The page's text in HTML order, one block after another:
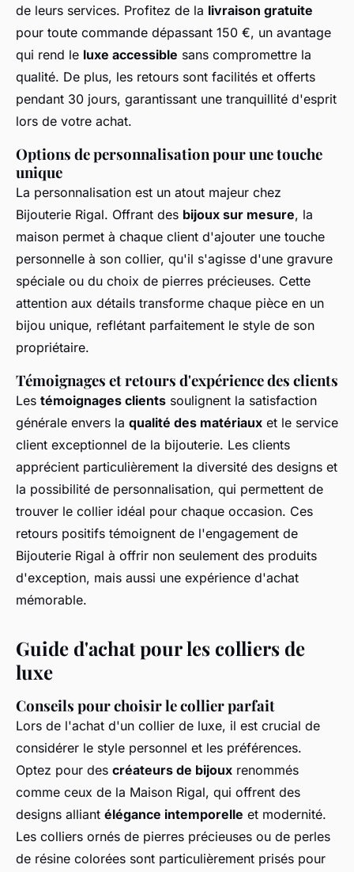
de leurs services. Profitez de la livraison gratuite
pour toute commande dépassant 150 €, un avantage
qui rend le luxe accessible sans compromettre la
qualité. De plus, les retours sont facilités et offerts
pendant 30 jours, garantissant une tranquillité d'esprit
lors de votre achat.
Options de personnalisation pour une touche
unique
La personnalisation est un atout majeur chez
Bijouterie Rigal. Offrant des bijoux sur mesure, la
maison permet à chaque client d'ajouter une touche
personnelle à son collier, qu'il s'agisse d'une gravure
spéciale ou du choix de pierres précieuses. Cette
attention aux détails transforme chaque pièce en un
bijou unique, reflétant parfaitement le style de son
propriétaire.
Témoignages et retours d'expérience des clients
Les témoignages clients soulignent la satisfaction
générale envers la qualité des matériaux et le service
client exceptionnel de la bijouterie. Les clients
apprécient particulièrement la diversité des designs et
la possibilité de personnalisation, qui permettent de
trouver le collier idéal pour chaque occasion. Ces
retours positifs témoignent de l'engagement de
Bijouterie Rigal à offrir non seulement des produits
d'exception, mais aussi une expérience d'achat
mémorable.
Guide d'achat pour les colliers de
luxe
Conseils pour choisir le collier parfait
Lors de l'achat d'un collier de luxe, il est crucial de
considérer le style personnel et les préférences.
Optez pour des créateurs de bijoux renommés
comme ceux de la Maison Rigal, qui offrent des
designs alliant élégance intemporelle et modernité.
Les colliers ornés de pierres précieuses ou de perles
de résine colorées sont particulièrement prisés pour